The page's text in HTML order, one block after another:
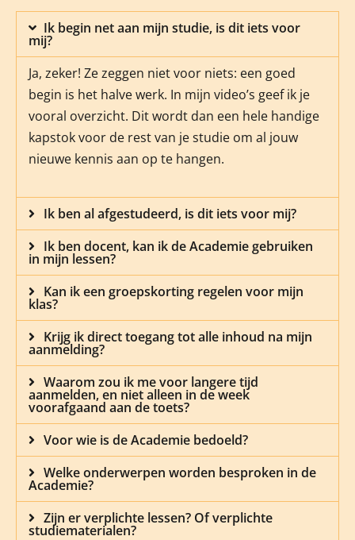
Ik begin net aan mijn studie, is dit iets voor
mij?
Ja, zeker! Ze zeggen niet voor niets: een goed
begin is het halve werk. In mijn video’s geef ik je
vooral overzicht. Dit wordt dan een hele handige
kapstok voor de rest van je studie om al jouw
nieuwe kennis aan op te hangen.
Ik ben al afgestudeerd, is dit iets voor mij?
Ik ben docent, kan ik de Academie gebruiken
in mijn lessen?
Kan ik een groepskorting regelen voor mijn
klas?
Krijg ik direct toegang tot alle inhoud na mijn
aanmelding?
Waarom zou ik me voor langere tijd
aanmelden, en niet alleen in de week
voorafgaand aan de toets?
Voor wie is de Academie bedoeld?
Welke onderwerpen worden besproken in de
Academie?
Zijn er verplichte lessen? Of verplichte
studiematerialen?